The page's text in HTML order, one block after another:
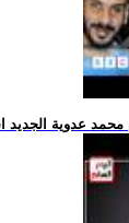
عدوية الجديد